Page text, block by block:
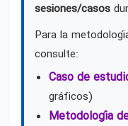
sesiones/casos
Para la
consulte:
Caso de
gráficos)
Metodología